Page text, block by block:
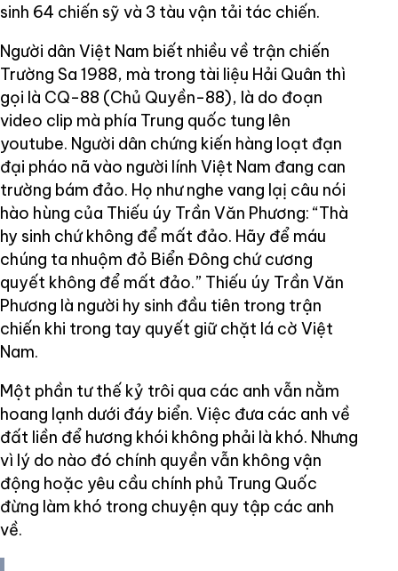
sinh 64 chiến sỹ và 3 tàu vận tải tác chiến.
Người dân Việt Nam biết nhiều về trận chiến
Trường Sa 1988, mà trong tài liệu Hải Quân thì
gọi là CQ-88 (Chủ Quyền-88), là do đoạn
video clip mà phía Trung quốc tung lên
youtube. Người dân chứng kiến hàng loạt đạn
đại pháo nã vào người lính Việt Nam đang can
trường bám đảo. Họ như nghe vang lạị câu nói
hào hùng của Thiếu úy Trần Văn Phương: “Thà
hy sinh chứ không để mất đảo. Hãy để máu
chúng ta nhuộm đỏ Biển Đông chứ cương
quyết không để mất đảo.” Thiếu úy Trần Văn
Phương là người hy sinh đầu tiên trong trận
chiến khi trong tay quyết giữ chặt lá cờ Việt
Nam.
Một phần tư thế kỷ trôi qua các anh vẫn nằm
hoang lạnh dưới đáy biển. Việc đưa các anh về
đất liền để hương khói không phải là khó. Nhưng
vì lý do nào đó chính quyền vẫn không vận
động hoặc yêu cầu chính phủ Trung Quốc
đừng làm khó trong chuyện quy tập các anh
về.